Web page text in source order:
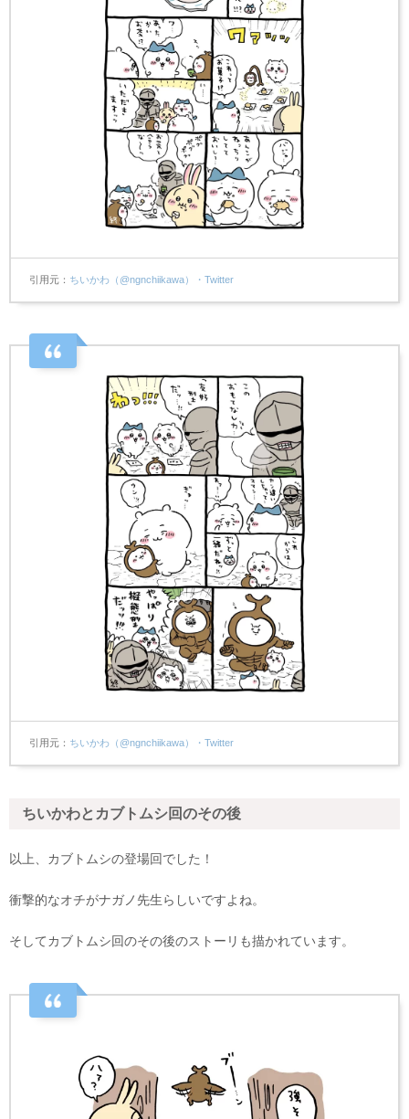
引用元 ちいかわ（@ngnchiikawa）・Twitter
引用元 ちいかわ（@ngnchiikawa）・Twitter
ちいかわとカブトムシ回のその後
以上、カブトムシの登場回でした！
衝撃的なオチがナガノ先生らしいですよね。
そしてカブトムシ回のその後のストーリも描かれています。